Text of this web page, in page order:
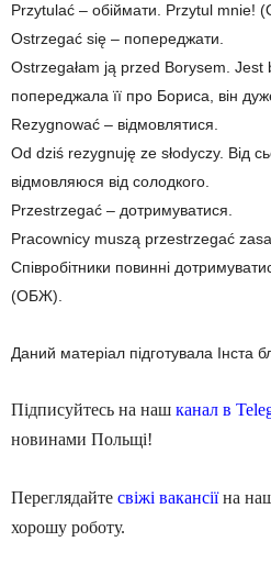
Przytulać – обіймати. Przytul mnie!
Ostrzegać się – попереджати.
Ostrzegałam ją przed Borysem.
попереджала її про Бориса, він
Rezygnować – відмовлятися.
Od dziś rezygnuję ze słodyczy. Від
відмовляюся від солодкого.
Przestrzegać – дотримуватися.
Pracownicy muszą przestrzegać
Співробітники повинні
(ОБЖ).
Даний матеріал підготувала Інста
Підписуйтесь на наш канал в
новинами Польщі!
Переглядайте свіжі вакансіїна
хорошу роботу.